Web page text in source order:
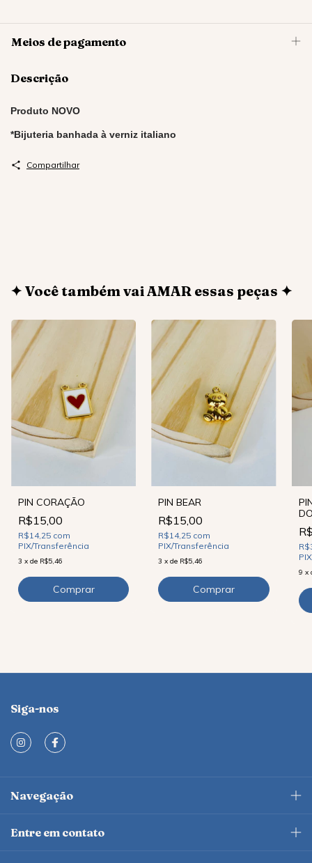
Meios de pagamento
Descrição
Produto NOVO
*Bijuteria banhada à verniz italiano
Compartilhar
✦ Você também vai AMAR essas peças ✦
PIN CORAÇÃO
R$15,00
R$14,25 com
PIX/Transferência
3 x de R$5,46
PIN BEAR
R$15,00
R$14,25 com
PIX/Transferência
3 xde R$5,46
9 x
Siga-nos
Navegação
Entre em contato